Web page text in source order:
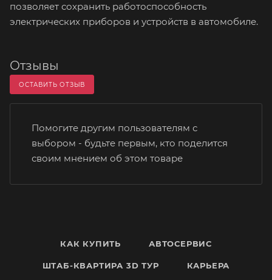
позволяет сохранить работоспособность
электрических приборов и устройств в автомобиле.
Отзывы
ОСТАВИТЬ ОТЗЫВ
Помогите другим пользователям с
выбором - будьте первым, кто поделится
своим мнением об этом товаре
КАК КУПИТЬ АВТОСЕРВИС
ШТАБ-КВАРТИРА 3D ТУР КАРЬЕРА